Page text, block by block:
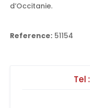
d’Occitanie.
Reference: 51154
Tel :